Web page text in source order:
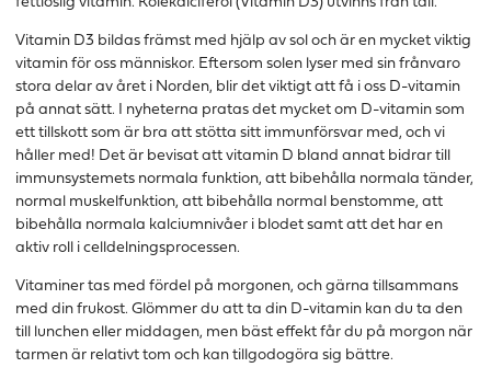
Vitamin D3 bildas främst med hjälp av sol och är en mycket viktig
vitamin för oss människor. Eftersom solen lyser med sin frånvaro
stora delar av året i Norden, blir det viktigt att få i oss D-vitamin
på annat sätt. I nyheterna pratas det mycket om D-vitamin som
ett tillskott som är bra att stötta sitt immunförsvar med, och vi
håller med! Det är bevisat att vitamin D bland annat bidrar till
immunsystemets normala funktion, att bibehålla normala tänder,
normal muskelfunktion, att bibehålla normal benstomme, att
bibehålla normala kalciumnivåer i blodet samt att det har en
aktiv roll i celldelningsprocessen.
Vitaminer tas med fördel på morgonen, och gärna tillsammans
med din frukost. Glömmer du att ta din D-vitamin kan du ta den
till lunchen eller middagen, men bäst effekt får du på morgon när
tarmen är relativt tom och kan tillgodogöra sig bättre.